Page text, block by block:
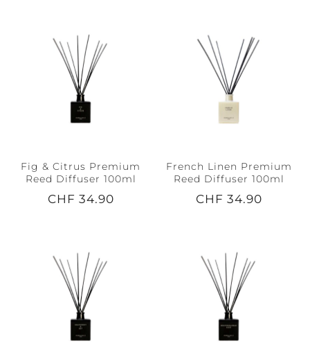
Fig & Citrus Premium
Reed Diffuser 100ml
CHF 34.90
French Linen Premium
Reed Diffuser 100ml
CHF 34.90